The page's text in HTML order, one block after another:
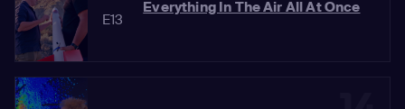
E13
Everything In The Air All At Once